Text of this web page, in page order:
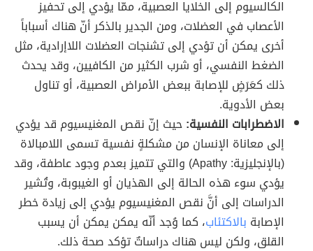
الكالسيوم إلى الخلايا العصبية، ممّا يؤدي إلى تحفيز
الأعصاب في العضلات، ومن الجدير بالذكر أنّ هناك أسباباً
أخرى يمكن أن تؤدي إلى تشنجات العضلات اللاإرادية، مثل
الضغط النفسي، أو شرب الكثير من الكافيين، وقد يحدث
ذلك كعَرَضٍ للإصابة ببعض الأمراض العصبية، أو تناول
بعض الأدوية.
الاضطرابات النفسية:حيث إنّ نقص المغنيسيوم قد يؤدي
إلى معاناة الإنسان من مشكلةٍ نفسية تسمى اللامبالاة
(بالإنجليزية: Apathy) والتي تتميز بعدم وجود عاطفة، وقد
يؤدي سوء هذه الحالة إلى الهذيان أو الغيبوبة، وتُشير
الدراسات إلى أنَّ نقص المغنيسيوم يؤدي إلى زيادة خطر
الإصابة بالاكتئاب، كما وُجد أنّه يمكن يمكن أن يسبب
القلق، ولكن ليس هناك دراساتٌ تؤكد صحة ذلك.